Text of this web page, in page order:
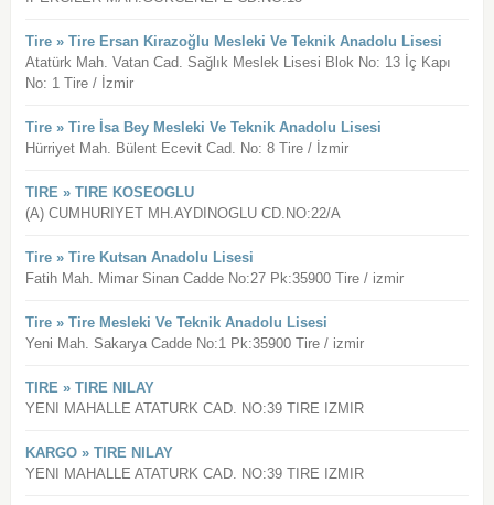
Tire » Tire Ersan Kirazoğlu Mesleki Ve Teknik Anadolu Lisesi
Atatürk Mah. Vatan Cad. Sağlık Meslek Lisesi Blok No: 13 İç Kapı
No: 1 Tire / İzmir
Tire » Tire İsa Bey Mesleki Ve Teknik Anadolu Lisesi
Hürriyet Mah. Bülent Ecevit Cad. No: 8 Tire / İzmir
TIRE » TIRE KOSEOGLU
(A) CUMHURIYET MH.AYDINOGLU CD.NO:22/A
Tire » Tire Kutsan Anadolu Lisesi
Fatih Mah. Mimar Sinan Cadde No:27 Pk:35900 Tire / izmir
Tire » Tire Mesleki Ve Teknik Anadolu Lisesi
Yeni Mah. Sakarya Cadde No:1 Pk:35900 Tire / izmir
TIRE » TIRE NILAY
YENI MAHALLE ATATURK CAD. NO:39 TIRE IZMIR
KARGO » TIRE NILAY
YENI MAHALLE ATATURK CAD. NO:39 TIRE IZMIR